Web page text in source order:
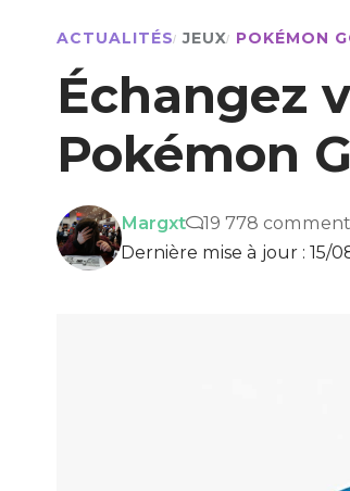
ACTUALITÉS JEUX POKÉMON
Échangez
Pokémon
Dernière mise à jour : 15/
Margxt 19 778